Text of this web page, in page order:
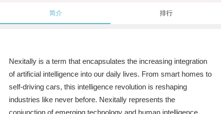
简介 排行
Nexitally is a term that encapsulates the increasing integration
of artificial intelligence into our daily lives. From smart homes to
self-driving cars, this intelligence revolution is reshaping
industries like never before. Nexitally represents the